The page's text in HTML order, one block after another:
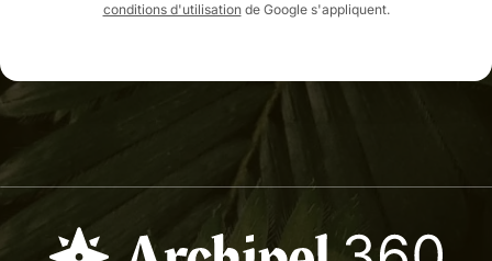
conditions d'utilisationde Google s'appliquent.